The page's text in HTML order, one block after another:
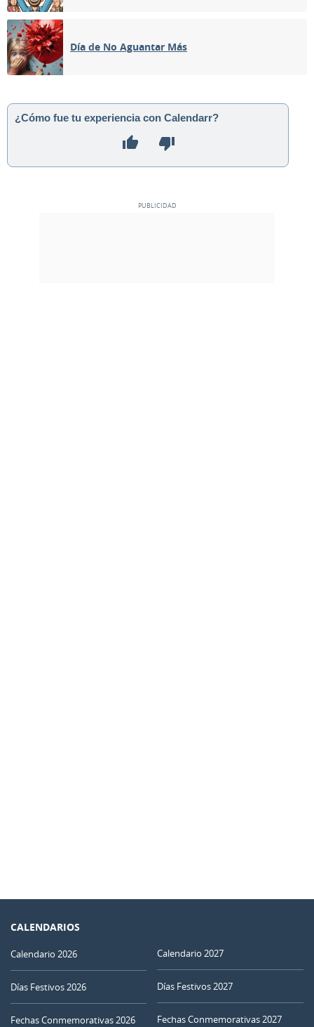
Día de No Aguantar Más
¿Cómo fue tu experiencia con Calendarr?
CALENDARIOS
Calendario 2026
Días Festivos 2026
Fechas Conmemorativas 2026
Calendario 2027
Días Festivos 2027
Fechas Conmemorativas 2027